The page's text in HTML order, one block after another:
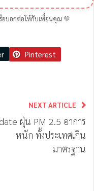
บอกต่อให้กับเพื่อนคุณ 💚
Pinterest
NEXT ARTICLE
ฝุ่น PM 2.5 อาการ
หนัก ทั้งประเทศเกิน
มาตรฐาน